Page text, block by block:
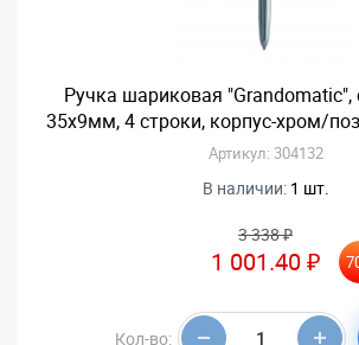
Ручка шариковая
35х9мм, 4 строки, корпус-хром/
Артикул: 304132
В наличии: 1 шт.
3 338 ₽
1 001.40 ₽
Кол-во: